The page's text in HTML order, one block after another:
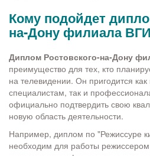
Кому подойдет
на-Дону филиала
Диплом Ростовского-на-Дону
преимущество для тех, кто
на телевидении. Он пригодится
специалистам, так и
официально подтвердить свою
новую область деятельности.
Например, диплом по "Режиссуре
необходим для работы